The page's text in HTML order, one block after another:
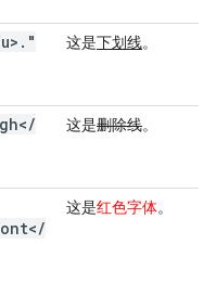
u> . " 这是下划线。
/
这是删除线。
/
这是红色字体。